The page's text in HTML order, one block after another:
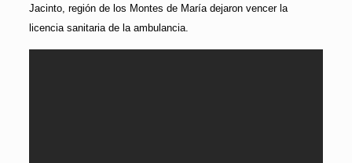
Jacinto, región de los Montes de María dejaron vencer la
licencia sanitaria de la ambulancia.